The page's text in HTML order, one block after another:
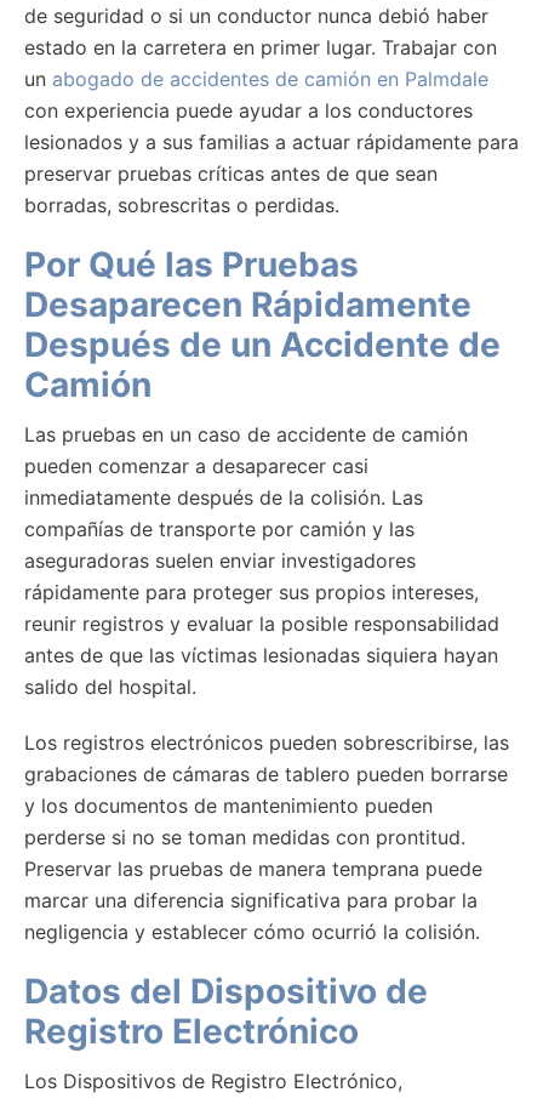
de seguridad o si un conductor nunca debió haber
estado en la carretera en primer lugar. Trabajar con
un abogado de accidentes de camión en Palmdale
con experiencia puede ayudar a los conductores
lesionados y a sus familias a actuar rápidamente para
preservar pruebas críticas antes de que sean
borradas, sobrescritas o perdidas.
Por Qué las Pruebas
Desaparecen Rápidamente
Después de un Accidente de
Camión
Las pruebas en un caso de accidente de camión
pueden comenzar a desaparecer casi
inmediatamente después de la colisión. Las
compañías de transporte por camión y las
aseguradoras suelen enviar investigadores
rápidamente para proteger sus propios intereses,
reunir registros y evaluar la posible responsabilidad
antes de que las víctimas lesionadas siquiera hayan
salido del hospital.
Los registros electrónicos pueden sobrescribirse, las
grabaciones de cámaras de tablero pueden borrarse
y los documentos de mantenimiento pueden
perderse si no se toman medidas con prontitud.
Preservar las pruebas de manera temprana puede
marcar una diferencia significativa para probar la
negligencia y establecer cómo ocurrió la colisión.
Datos del Dispositivo de
Registro Electrónico
Los Dispositivos de Registro Electrónico,